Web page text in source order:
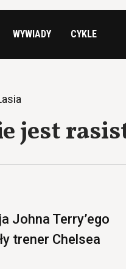
WYWIADY CYKLE
jest
Johna Terry’ego
trener Chelsea